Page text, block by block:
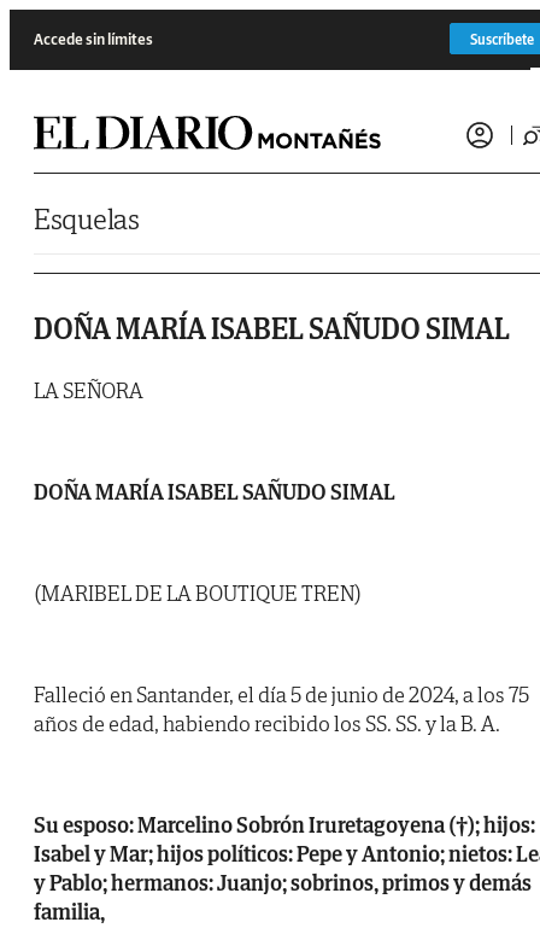
Accede sin límites Suscríbete
Esquelas
DOÑA MARÍA ISABEL SAÑUDO SIMAL
LA SEÑORA
DOÑA MARÍA ISABEL SAÑUDO SIMAL
(MARIBEL DE LA BOUTIQUE TREN)
Falleció en Santander, el día 5 de junio de 2024, a los 75
años de edad, habiendo recibido los SS. SS. y la B. A.
Su esposo: Marcelino Sobrón Iruretagoyena (†); hijos:
Isabel y Mar; hijos políticos: Pepe y Antonio; nietos:
y Pablo; hermanos: Juanjo; sobrinos, primos y demás
familia,